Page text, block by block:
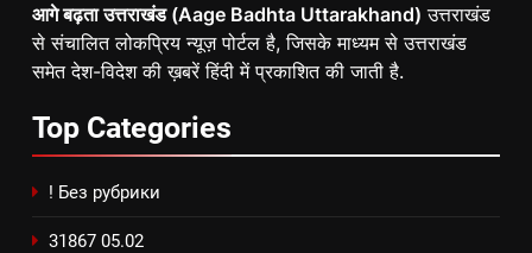
आगे बढ़ता उत्तराखंड (Aage Badhta Uttarakhand) उत्तराखंड
से संचालित लोकप्रिय न्यूज़ पोर्टल है, जिसके माध्यम से उत्तराखंड
समेत देश-विदेश की ख़बरें हिंदी में प्रकाशित की जाती है.
Top Categories
! Без рубрики
31867 05.02